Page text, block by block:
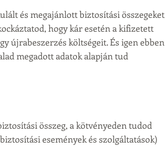
hogy kár esetén a kifizetett
újrabeszerzés költségeit. És igen ebben
megadott adatok alapján tud
összeg, a kötvényeden tudod
események és szolgáltatások)